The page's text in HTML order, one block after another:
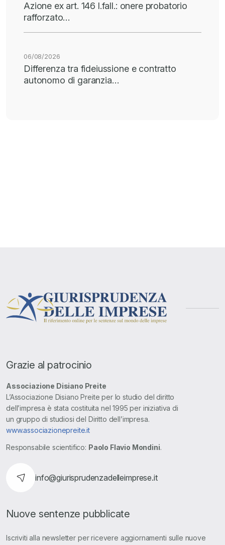
Azione ex art. 146 l.fall.: onere probatorio
rafforzato…
06/08/2026
Differenza tra fideiussione e contratto
autonomo di garanzia…
Grazie al patrocinio
Associazione Disiano Preite
L’Associazione Disiano Preite per lo studio del diritto
dell’impresa è stata costituita nel 1995 per iniziativa di
un gruppo di studiosi del Diritto dell’impresa.
www.associazionepreite.it
Responsabile scientifico: Paolo Flavio Mondini.
info@giurisprudenzadelleimprese.it
Nuove sentenze pubblicate
Iscriviti alla newsletter per ricevere aggiornamenti sulle nuove